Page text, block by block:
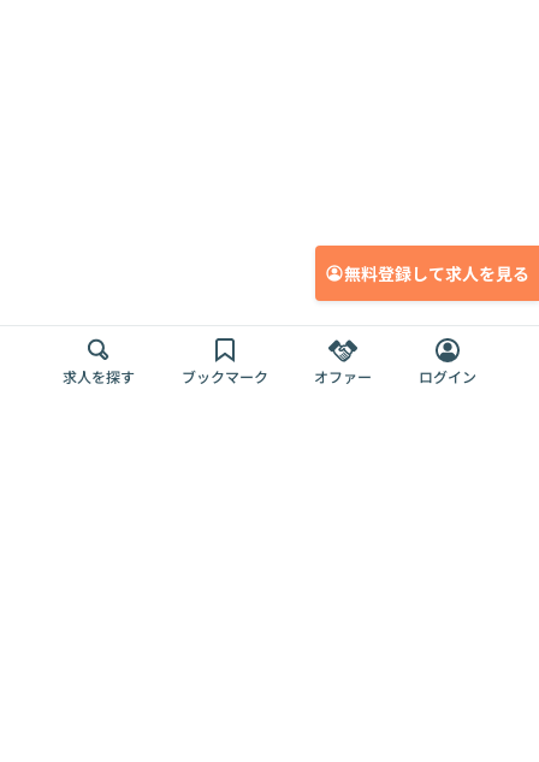
無料登録して求人を見る
求人を探す ブックマーク オファー ログイン